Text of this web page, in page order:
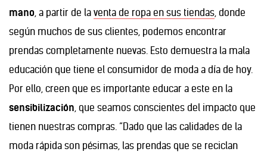
mano, a partir de la venta de ropa en sus tiendas, donde
según muchos de sus clientes, podemos encontrar
prendas completamente nuevas. Esto demuestra la mala
educación que tiene el consumidor de moda a día de hoy.
Por ello, creen que es importante educar a este en la
sensibilización, que seamos conscientes del impacto que
tienen nuestras compras. “Dado que las calidades de la
moda rápida son pésimas, las prendas que se reciclan